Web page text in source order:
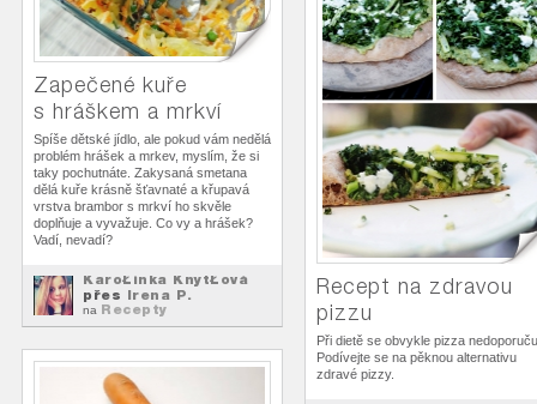
Zapečené kuře
s hráškem a mrkví
Spíše dětské jídlo, ale pokud vám nedělá
problém hrášek a mrkev, myslím, že si
taky pochutnáte. Zakysaná smetana
dělá kuře krásně šťavnaté a křupavá
vrstva brambor s mrkví ho skvěle
doplňuje a vyvažuje. Co vy a hrášek?
Vadí, nevadí?
KaroŁínka KnytŁová
přes Irena P.
na Recepty
Recept na zdravou
pizzu
Při dietě se obvykle pizza
Podívejte se na pěknou alternativu
zdravé pizzy.